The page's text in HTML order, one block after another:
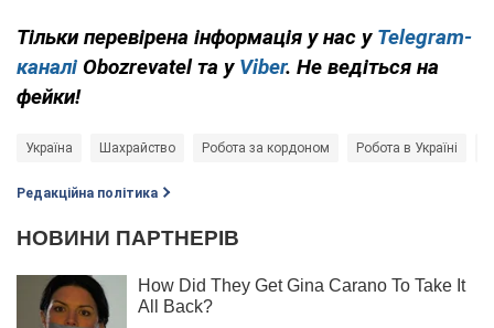
Тільки перевірена інформація у нас у Telegram-
каналі Obozrevatel та у Viber. Не ведіться на
фейки!
Україна Шахрайство Робота за кордоном Робота в Україні
Редакційна політика